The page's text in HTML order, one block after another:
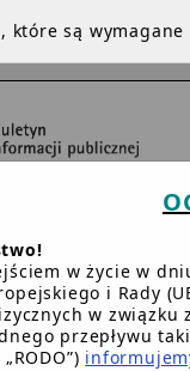
które są
w życie w
i Rady
w
przepływu